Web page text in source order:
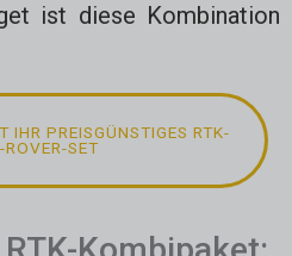
ist diese Kombination
IHR PREISGÜNSTIGES RTK-
ROVER-SET